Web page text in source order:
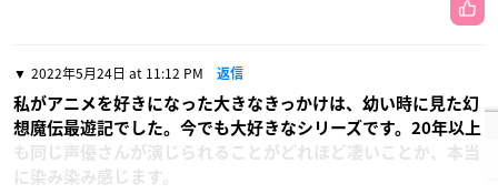
2022年5月24日 at 11:12 PM 返信
私がアニメを好きになった大きなきっかけは、幼い時に見た幻
想魔伝最遊記でした。今でも大好きなシリーズです。20年以上
も同じ声優さんが演じられることがどれほど凄いことか、本当
に染み染み感じます。